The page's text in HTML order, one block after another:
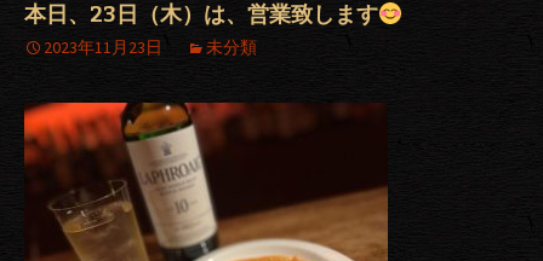
本日、23日（木）は、営業致します
2023年11月23日 未分類